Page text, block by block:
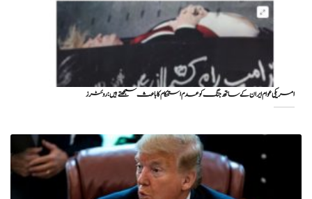
امریکی عوام ایران کے ساتھ جنگ کو عدم استحکام کا باعث سمجھتے ہیں: روئٹرز